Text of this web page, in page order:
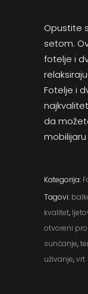
Opustite
setom.
fotelje i
Fotelje i
da
Kategorija:
Tagovi:
kvalitet,
otvoreni
sunčanje,
uživanje,vrt